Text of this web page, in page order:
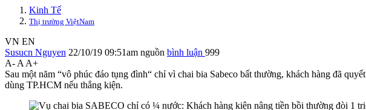
Kinh Tế
Thị trường ViệtNam
VN EN
Susucn Nguyen 22/10/19 09:51am nguồn bình luận 999
A- A A+
Sau một năm “vô phúc đáo tụng đình“ chỉ vì chai bia Sabeco bất thường, khách hàng đã
dùng TP.HCM nếu thắng kiện.